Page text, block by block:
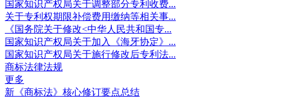
国家知识产权局关于调整部分专利收费...
关于专利权期限补偿费用缴纳等相关事...
《国务院关于修改<中华人民共和国专...
国家知识产权局关于加入《海牙协定》...
国家知识产权局关于施行修改后专利法...
商标法律法规
更多
新《商标法》核心修订要点总结